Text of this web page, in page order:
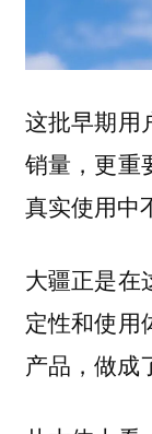
这批早期用
销量，更重
真实使用中
大疆正是在
定性和使用
产品，做成